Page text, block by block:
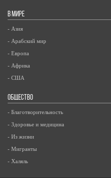
В МИРЕ
- Азия
- Арабский мир
- Европа
- Африка
- США
ОБЩЕСТВО
- Благотворительность
- Здоровье и медицина
- Из жизни
- Мигранты
- Халяль